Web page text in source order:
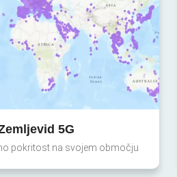
5G
pokritost na svojem območju